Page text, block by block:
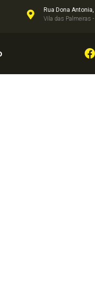
Rua Dona Antonia,
Vila das Palmeiras